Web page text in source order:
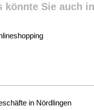
könnte Sie auch